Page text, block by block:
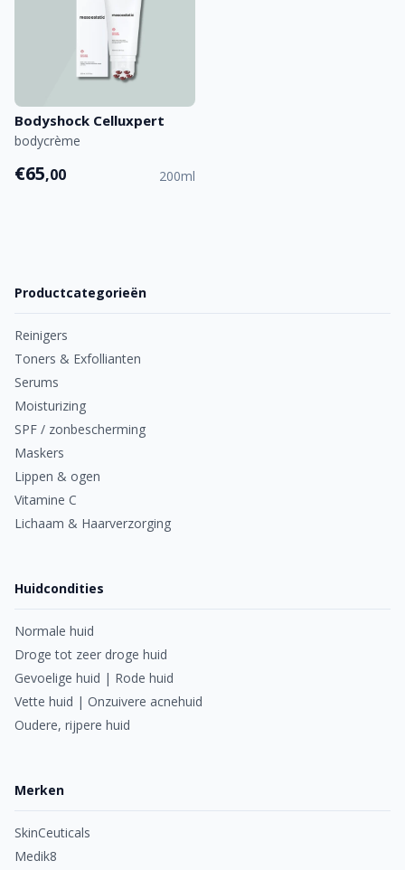
Bodyshock Celluxpert
bodycrème
€65,00 200ml
Productcategorieën
Reinigers
Toners & Exfollianten
Serums
Moisturizing
SPF / zonbescherming
Maskers
Lippen & ogen
Vitamine C
Lichaam & Haarverzorging
Huidcondities
Normale huid
Droge tot zeer droge huid
Gevoelige huid | Rode huid
Vette huid | Onzuivere acnehuid
Oudere, rijpere huid
Merken
SkinCeuticals
Medik8